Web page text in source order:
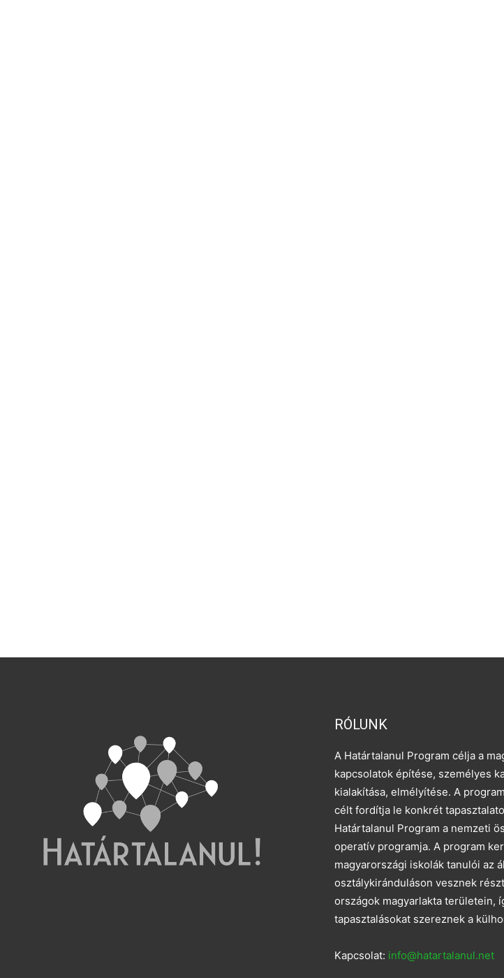
RÓLUNK
A Határtalanul Program célja a
kapcsolatok építése, személyes
kialakítása, elmélyítése. A
célt fordítja le konkrét
Határtalanul Program a nemzeti
operatív programja. A program
magyarországi iskolák tanulói az
osztálykiránduláson vesznek
országok magyarlakta területein,
tapasztalásokat szereznek a
Kapcsolat: info@hatartalanul.net